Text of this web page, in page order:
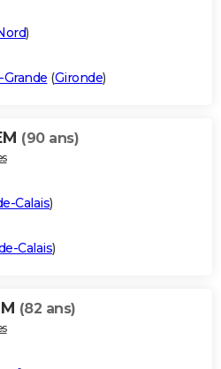
)
(Gironde)
(90 ans)
Calais)
Calais)
(82 ans)